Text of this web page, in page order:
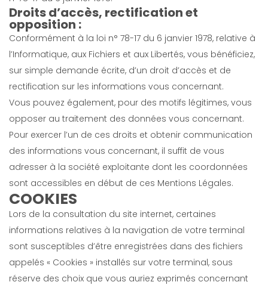
Droits d’accès, rectification et
opposition :
Conformément à la loi n° 78-17 du 6 janvier 1978, relative à
l’Informatique, aux Fichiers et aux Libertés, vous bénéficiez,
sur simple demande écrite, d’un droit d’accès et de
rectification sur les informations vous concernant.
Vous pouvez également, pour des motifs légitimes, vous
opposer au traitement des données vous concernant.
Pour exercer l’un de ces droits et obtenir communication
des informations vous concernant, il suffit de vous
adresser à la société exploitante dont les coordonnées
sont accessibles en début de ces Mentions Légales.
COOKIES
Lors de la consultation du site internet, certaines
informations relatives à la navigation de votre terminal
sont susceptibles d’être enregistrées dans des fichiers
appelés « Cookies » installés sur votre terminal, sous
réserve des choix que vous auriez exprimés concernant